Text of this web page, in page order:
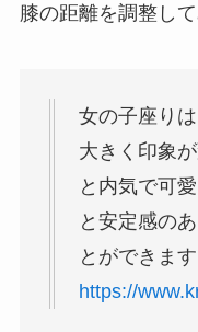
膝の距離を調整し
女の子座り
大きく印象
と内気で可
と安定感の
とができま
https://